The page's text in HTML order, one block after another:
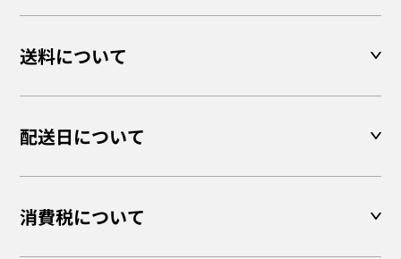
送料について
配送日について
消費税について